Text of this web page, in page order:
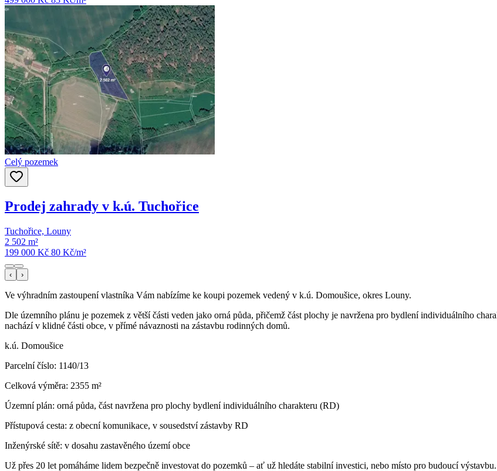
Celý pozemek
Prodej zahrady v k.ú. Tuchořice
Tuchořice, Louny
2 502 m²
199 000 Kč 80 Kč/m²
‹ ›
Ve výhradním zastoupení vlastníka Vám nabízíme ke koupi pozemek vedený v k.ú. Domoušice, okres Louny.
Dle územního plánu je pozemek z větší části veden jako orná půda, přičemž část plochy je navržena pro bydlení individuálního
nachází v klidné části obce, v přímé návaznosti na zástavbu rodinných domů.
k.ú. Domoušice
Parcelní číslo: 1140/13
Celková výměra: 2355 m²
Územní plán: orná půda, část navržena pro plochy bydlení individuálního charakteru (RD)
Přístupová cesta: z obecní komunikace, v sousedství zástavby RD
Inženýrské sítě: v dosahu zastavěného území obce
Už přes 20 let pomáháme lidem bezpečně investovat do pozemků – ať už hledáte stabilní investici, nebo místo pro budoucí